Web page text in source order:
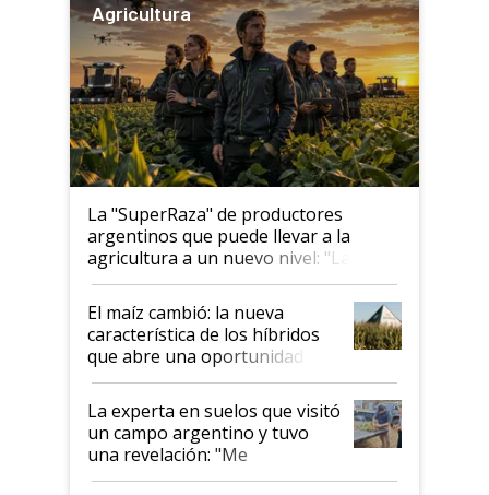
Agricultura
La "SuperRaza" de productores
argentinos que puede llevar a la
agricultura a un nuevo nivel: "Las
posibilidades de crecimiento son
infinitas"
El maíz cambió: la nueva
característica de los híbridos
que abre una oportunidad en
el lote
La experta en suelos que visitó
un campo argentino y tuvo
una revelación: "Me
impresionó mucho"